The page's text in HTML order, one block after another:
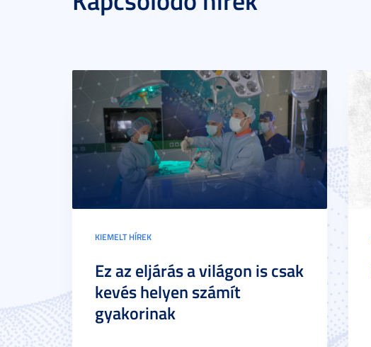
KIEMELT HÍREK
Ez az eljárás a világon is csak
kevés helyen számít
gyakorinak